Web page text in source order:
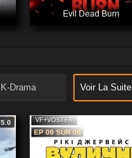
Evil Dead Burn
K-Drama Voir La Suite
5.0
VF+VOSTFR
EP 06 SUR 06